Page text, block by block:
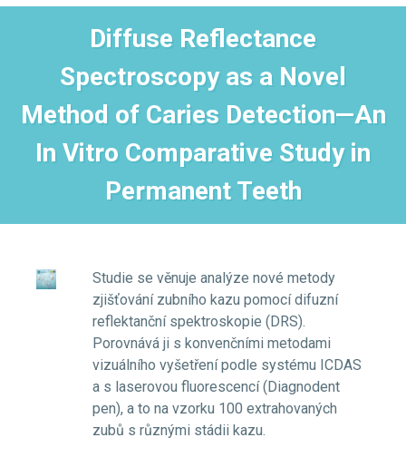
Diffuse Reflectance
Spectroscopy as a Novel
Method of Caries Detection—An
In Vitro Comparative Study in
Permanent Teeth
Studie se věnuje analýze nové metody
zjišťování zubního kazu pomocí difuzní
reflektanční spektroskopie (DRS).
Porovnává ji s konvenčními metodami
vizuálního vyšetření podle systému ICDAS
a s laserovou fluorescencí (Diagnodent
pen), a to na vzorku 100 extrahovaných
zubů s různými stádii kazu.